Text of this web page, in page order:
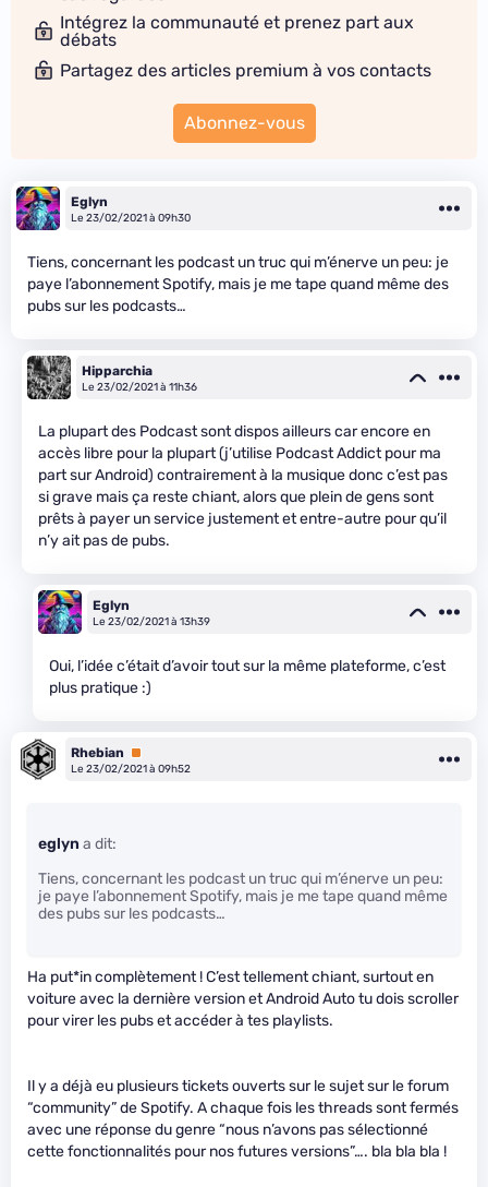
Intégrez la communauté et prenez part aux
débats
Partagez des articles premium à vos contacts
Abonnez-vous
Eglyn
Le 23/02/2021 à 09h30
Tiens, concernant les podcast un truc qui m’énerve un peu: je
paye l’abonnement Spotify, mais je me tape quand même des
pubs sur les podcasts…
Hipparchia
Le 23/02/2021 à 11h36
La plupart des Podcast sont dispos ailleurs car encore en
accès libre pour la plupart (j’utilise Podcast Addict pour ma
part sur Android) contrairement à la musique donc c’est pas
si grave mais ça reste chiant, alors que plein de gens sont
prêts à payer un service justement et entre-autre pour qu’il
n’y ait pas de pubs.
Eglyn
Le 23/02/2021 à 13h39
Oui, l’idée c’était d’avoir tout sur la même plateforme, c’est
plus pratique :)
Rhebian
Premium
Le 23/02/2021 à 09h52
eglyn a dit:
Tiens, concernant les podcast un truc qui m’énerve un peu:
je paye l’abonnement Spotify, mais je me tape quand même
des pubs sur les podcasts…
Ha put*in complètement ! C’est tellement chiant, surtout en
voiture avec la dernière version et Android Auto tu dois scroller
pour virer les pubs et accéder à tes playlists.
Il y a déjà eu plusieurs tickets ouverts sur le sujet sur le forum
“community” de Spotify. A chaque fois les threads sont fermés
avec une réponse du genre “nous n’avons pas sélectionné
cette fonctionnalités pour nos futures versions”…. bla bla bla !